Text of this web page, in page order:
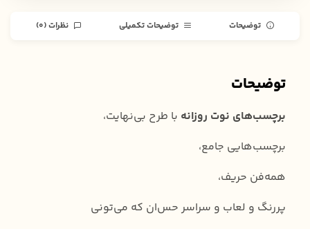
توضیحات توضیحات تکمیلی نظرات (0)
توضیحات
برچسب‌های نوت روزانه با طرح بی‌نهایت،
برچسب‌هایی جامع،
همه‌فن حریف،
پررنگ و لعاب و سراسر حس‌ان که می‌تونی